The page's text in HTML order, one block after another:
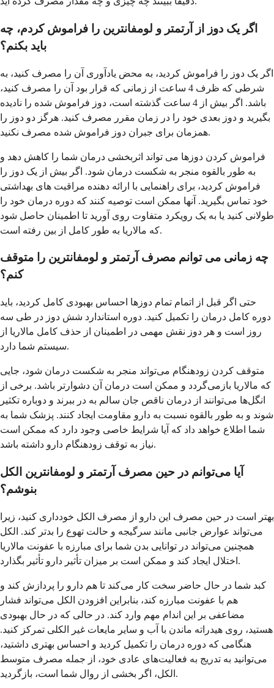
اگر یک دوز از آرتمتر و لومفانترین را فراموش کردم، چه
باید بکنم؟
اگر یک دوز را فراموش کردید، به محض یادآوری آن را مصرف کنید، به
شرطی که ظرف 4 ساعت از زمانی که قرار بود آن را مصرف کنید،
باشد. اگر بیش از 4 ساعت گذشته است، دوز فراموش شده را نادیده
بگیرید و دوز بعدی خود را در زمان مقرر مصرف کنید. هرگز دو دوز را
همزمان برای جبران دوز فراموش شده مصرف نکنید.
فراموش کردن دوزها می تواند اثربخشی درمان شما را کاهش دهد و
به طور بالقوه منجر به شکست درمان شود. اگر بیش از یک دوز را
فراموش کردید، برای راهنمایی با ارائه دهنده مراقبت های بهداشتی
خود تماس بگیرید. آنها ممکن است توصیه کنند که دوره درمان خود را
طولانی کنید یا به یک رویکرد متفاوت روی آورید تا اطمینان حاصل شود
که مالاریا به طور کامل از بین رفته است.
چه زمانی می توانم مصرف آرتمتر و لومفانترین را متوقف
کنم؟
حتی اگر قبل از اتمام تمام دوزها احساس بهبودی کامل کردید، باید
دوره کامل درمان را تکمیل کنید. دوره استاندارد شش دوز در طی سه
روز است و هر دوز نقش مهمی در اطمینان از حذف کامل مالاریا از
سیستم شما دارد.
متوقف کردن زودهنگام می‌تواند منجر به شکست درمان شود، جایی
که مالاریا بازمی‌گردد و ممکن است درمان آن دشوارتر باشد. برخی از
انگل‌ها می‌توانند از درمان ناقص جان سالم به در ببرند و دوباره تکثیر
شوند و به طور بالقوه نسبت به دارو مقاومت ایجاد کنند. پزشک شما به
شما اطلاع خواهد داد که آیا شرایط خاصی وجود دارد که ممکن است
نیاز به توقف زودهنگام دارو داشته باشد.
آیا می‌توانم در حین مصرف آرتمتر و لومفانترین الکل
بنوشم؟
بهتر است در حین مصرف این دارو از مصرف الکل خودداری کنید، زیرا
می‌تواند عوارض جانبی مانند سرگیجه و حالت تهوع را بدتر کند. الکل
همچنین می‌تواند در توانایی بدن شما برای مبارزه با عفونت مالاریا
اختلال ایجاد کند و ممکن است بر میزان تأثیر دارو تأثیر بگذارد.
کبد شما در حال حاضر سخت کار می‌کند تا هم دارو را پردازش کند و
هم با عفونت مبارزه کند، بنابراین افزودن الکل می‌تواند فشار
مضاعفی بر این اندام مهم وارد کند. در حالی که در حال بهبودی
هستید، روی هیدراته ماندن با آب و سایر مایعات غیر الکلی تمرکز کنید.
هنگامی که دوره درمان را تکمیل کردید و احساس بهتری داشتید،
می‌توانید به تدریج به فعالیت‌های عادی خود، از جمله مصرف متوسط
الکل، اگر بخشی از روال شما است، بازگردید.